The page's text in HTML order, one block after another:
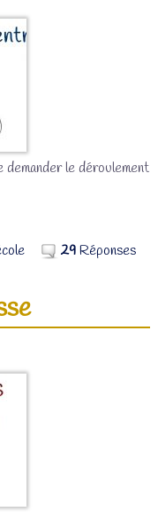
demander le déroulement
29Réponses